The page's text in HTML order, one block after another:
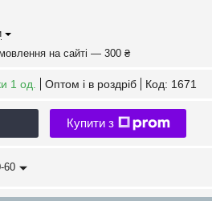
на сайті — 300 ₴
1 од. Оптом і в роздріб Код: 1671
Купити з
60